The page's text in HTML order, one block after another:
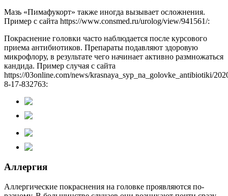
Мазь «Пимафукорт» также иногда вызывает осложнения.
Пример с сайта https://www.consmed.ru/urolog/view/941561/:
Покраснение головки часто наблюдается после курсового
приема антибиотиков. Препараты подавляют здоровую
микрофлору, в результате чего начинает активно размножаться
кандида. Пример случая с сайта
https://03online.com/news/krasnaya_syp_na_golovke_antibiotiki/
8-17-832763:
Аллергия
Аллергические покраснения на головке проявляются по-